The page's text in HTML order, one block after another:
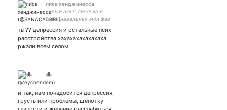
ли́ca xeнджинecca
новый акк !! линочка и
даша навальная мои фав
тв ?? депрессия и остальные псих
расстройства хахахахахахахаха
ржали всем селом
🕷️
и так, нам понадобится депрессия,
грусть или проблемы, щепотку